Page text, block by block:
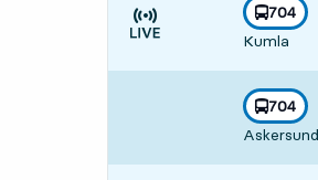
Tiden är prognos
linje
704
mot
Kumla
,
linje
704
mot
Askersund
,